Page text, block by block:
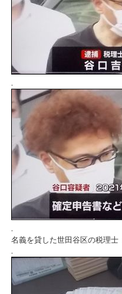
.
.
名義を貸した世田谷区の税理士
.